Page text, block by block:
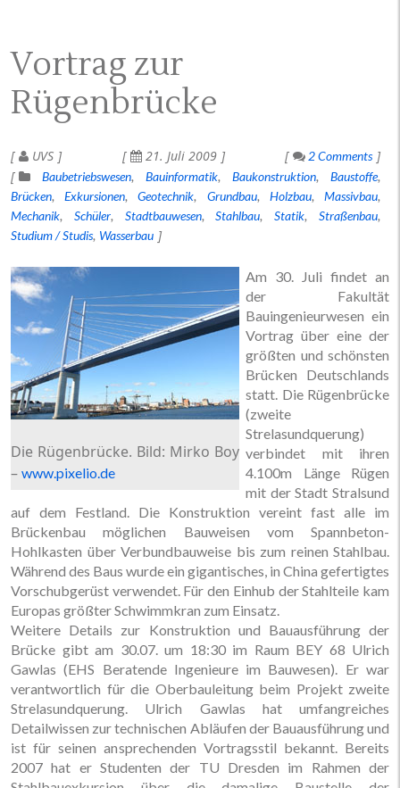
Vortrag zur
Rügenbrücke
UVS 21. Juli 2009
2 Comments
Baubetriebswesen
Bauinformatik Baukonstruktion
Baustoffe
Brücken
Exkursionen Geotechnik Grundbau Holzbau
Massivbau
Mechanik
Schüler Stadtbauwesen Stahlbau Statik
Straßenbau
Studium / Studis Wasserbau
Die Rügenbrücke. Bild: Mirko Boy
– www.pixelio.de
Am 30. Juli findet an
der Fakultät
Bauingenieurwesen ein
Vortrag über eine der
größten und schönsten
Brücken Deutschlands
statt. Die Rügenbrücke
(zweite
Strelasundquerung)
verbindet mit ihren
4.100m Länge Rügen
mit der Stadt Stralsund
auf dem Festland. Die Konstruktion vereint fast alle im
Brückenbau möglichen Bauweisen vom Spannbeton-
Hohlkasten über Verbundbauweise bis zum reinen Stahlbau.
Während des Baus wurde ein gigantisches, in China gefertigtes
Vorschubgerüst verwendet. Für den Einhub der Stahlteile kam
Europas größter Schwimmkran zum Einsatz.
Weitere Details zur Konstruktion und Bauausführung der
Brücke gibt am 30.07. um 18:30 im Raum BEY 68 Ulrich
Gawlas (EHS Beratende Ingenieure im Bauwesen). Er war
verantwortlich für die Oberbauleitung beim Projekt zweite
Strelasundquerung. Ulrich Gawlas hat umfangreiches
Detailwissen zur technischen Abläufen der Bauausführung und
ist für seinen ansprechenden Vortragsstil bekannt. Bereits
2007 hat er Studenten der TU Dresden im Rahmen der